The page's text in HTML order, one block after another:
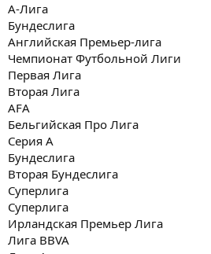
A-Лига
Бундеслига
Английская Премьер-лига
Чемпионат Футбольной Лиги
Первая Лига
Вторая Лига
AFA
Бельгийская Про Лига
Серия А
Бундеслига
Вторая Бундеслига
Суперлига
Суперлига
Ирландская Премьер Лига
Лига BBVA